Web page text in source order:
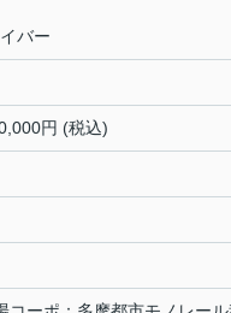
バー
円 (税込)